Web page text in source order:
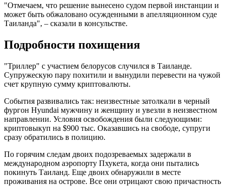
"Отмечаем, что решение вынесено судом первой инстанции и
может быть обжаловано осужденными в апелляционном суде
Таиланда", – сказали в консульстве.
Подробности похищения
"Триллер" с участием белорусов случился в Таиланде.
Супружескую пару похитили и вынудили перевести на чужой
счет крупную сумму криптовалюты.
События развивались так: неизвестные затолкали в черный
фургон Hyundai мужчину и женщину и увезли в неизвестном
направлении. Условия освобождения были следующими:
криптовыкуп на $900 тыс. Оказавшись на свободе, супруги
сразу обратились в полицию.
По горячим следам двоих подозреваемых задержали в
международном аэропорту Пхукета, когда они пытались
покинуть Таиланд. Еще двоих обнаружили в месте
проживания на острове. Все они отрицают свою причастность